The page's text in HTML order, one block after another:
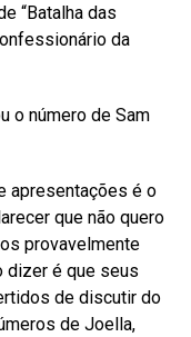
“Batalha das
da
o número de Sam
apresentações é o
que não quero
provavelmente
dizer é que seus
de discutir do
de Joella,